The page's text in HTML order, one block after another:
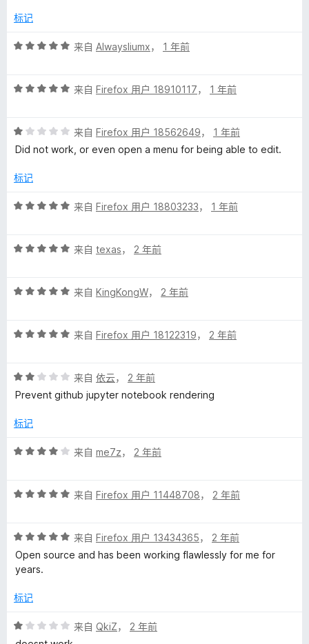
5
标记
评
/
来自 Alwaysliumx， 1 年前
评
/
5
来自 Firefox 用户 18910117， 1 年前
评
分
/
来自 Firefox 用户 18562649， 1 年前
Did not work, or even open a menu for being able to edit.
标记
评
/
来自 Firefox 用户 18803233， 1 年前
评
/
来自 texas， 2 年前
评
/
来自 KingKongW， 2 年前
评
/
5
来自 Firefox 用户 18122319， 2 年前
评
分
/
来自 依云， 2 年前
Prevent github jupyter notebook rendering
标记
评
/
来自 me7z， 2 年前
评
/
5
来自 Firefox 用户 11448708， 2 年前
评
分
5
5
来自 Firefox 用户 13434365， 2 年前
Open source and has been working flawlessly for me for
years.
标记
评
分
来自 QkiZ， 2 年前